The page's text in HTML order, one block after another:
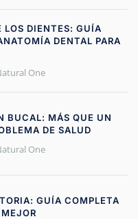
LOS DIENTES: GUÍA
DENTAL PARA
One
BUCAL: MÁS QUE UN
DE SALUD
One
GUÍA COMPLETA
MEJOR